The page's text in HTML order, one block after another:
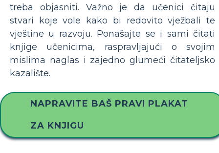
treba objasniti. Važno je da učenici čitaju
stvari koje vole kako bi redovito vježbali te
vještine u razvoju. Ponašajte se i sami čitati
knjige učenicima, raspravljajući o svojim
mislima naglas i zajedno glumeći čitateljsko
kazalište.
NAPRAVITE BAŠ PRAVI PLAKAT
ZA KNJIGU